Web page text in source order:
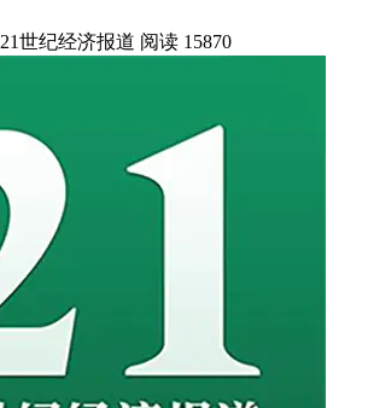
21世纪经济报道 阅读 15870